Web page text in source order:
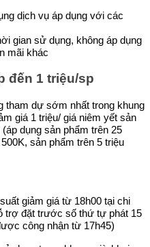
dịch vụ áp dụng với các
gian sử dụng, không áp dụng
mãi khác
đến 1 triệu/sp
tham dự sớm nhất trong khung
giá 1 triệu/ giá niêm yết sản
dụng sản phẩm trên 25
sản phẩm trên 5 triệu
giảm giá từ 18h00 tại chi
trợ đặt trước số thứ tự phát 15
công nhận từ 17h45)